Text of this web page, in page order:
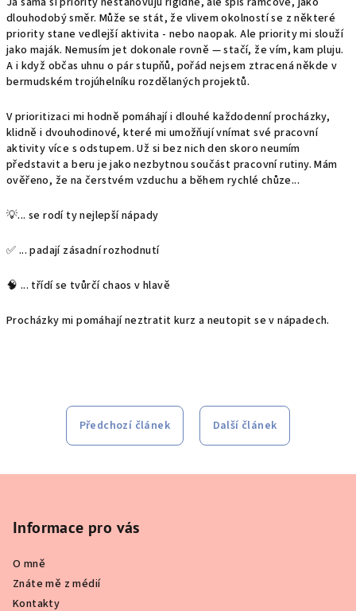
dlouhodobý směr. Může se stát, že vlivem okolností se z některé
priority stane vedlejší aktivita - nebo naopak. Ale priority mi slouží
jako maják. Nemusím jet dokonale rovně — stačí, že vím, kam pluju.
A i když občas uhnu o pár stupňů, pořád nejsem ztracená někde v
bermudském trojúhelníku rozdělaných projektů.
V prioritizaci mi hodně pomáhají i dlouhé každodenní procházky,
klidně i dvouhodinové, které mi umožňují vnímat své pracovní
aktivity více s odstupem. Už si bez nich den skoro neumím
představit a beru je jako nezbytnou součást pracovní rutiny. Mám
ověřeno, že na čerstvém vzduchu a během rychlé chůze...
💡... se rodí ty nejlepší nápady
✅ ...padají zásadní rozhodnutí
🧠 ... třídí se tvůrčí chaos v hlavě
Procházky mi pomáhají neztratit kurz a neutopit se v nápadech.
Předchozí článek Další článek
Informace pro vás
O mně
Znáte mě z médií
Kontakty